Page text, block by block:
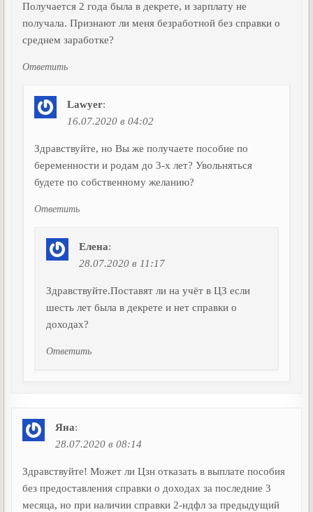
Получается 2 года была в декрете, и зарплату не
получала. Признают ли меня безработной без справки о
среднем заработке?
Ответить
Lawyer:
16.07.2020 в 04:02
Здравствуйте, но Вы же получаете пособие по
беременности и родам до 3-х лет? Увольняться
будете по собственному желанию?
Ответить
Елена:
28.07.2020 в 11:17
Здравствуйте.Поставят ли на учёт в ЦЗ если
шесть лет была в декрете и нет справки о
доходах?
Ответить
Яна:
28.07.2020 в 08:14
Здравствуйте! Может ли Цзн отказать в выплате пособия
без предоставления справки о доходах за последние 3
месяца, но при наличии справки 2-ндфл за предыдущий